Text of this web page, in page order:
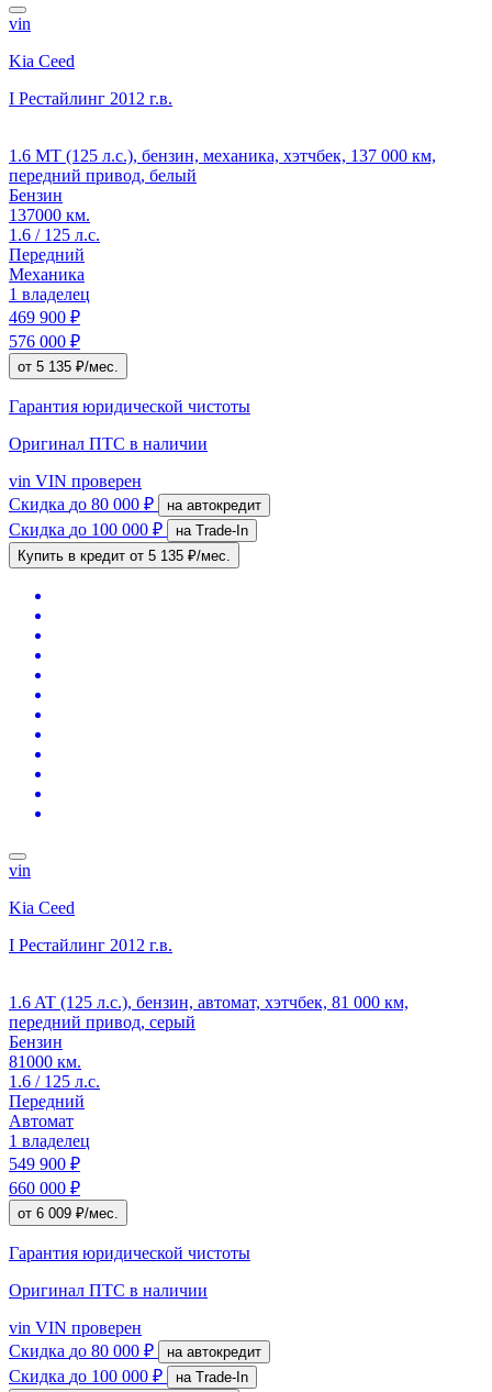
vin
Kia Ceed
I Рестайлинг 2012 г.в.
1.6 MT (125 л.с.), бензин, механика, хэтчбек, 137 000 км,
передний привод, белый
Бензин
137000 км.
1.6 / 125 л.с.
Передний
Механика
1 владелец
469 900 ₽
576 000 ₽
от 5 135 ₽/мес.
Гарантия юридической чистоты
Оригинал ПТС в наличии
vin VIN проверен
Скидка до 80 000 ₽ на автокредит
Скидка до 100 000 ₽
на Trade-In
Купить в кредит от 5 135 ₽/мес.
vin
Kia Ceed
I Рестайлинг 2012 г.в.
1.6 AT (125 л.с.), бензин, автомат, хэтчбек, 81 000 км,
передний привод, серый
Бензин
81000 км.
1.6 / 125 л.с.
Передний
Автомат
1 владелец
549 900 ₽
660 000 ₽
от 6 009 ₽/мес.
Гарантия юридической чистоты
Оригинал ПТС в наличии
vin VIN проверен
Скидка до 80 000 ₽ на автокредит
Скидка до 100 000 ₽
на Trade-In